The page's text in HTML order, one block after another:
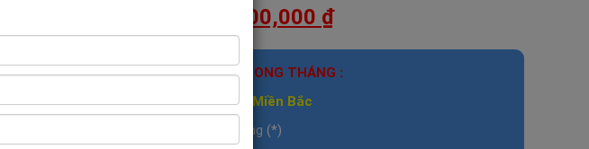
1,869,000,000 ₫
CHƯƠNG TRÌNH ƯU ĐÃI, HỖ TRỢ TRONG THÁNG :
♥Ưu đãi tiền mặt đặc biệt tốt nhất Miền Bắc
♥ Tặng gói bảo hiểm, phụ kiện chính hãng (*)